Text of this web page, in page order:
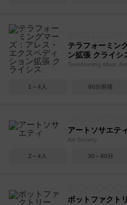
テラフォーミン
ン拡張 クライシ
Terraforming Mars:
1～4人 60分前後
アートソサエティ
Art Society
2～4人 30～60分
ボットファクト